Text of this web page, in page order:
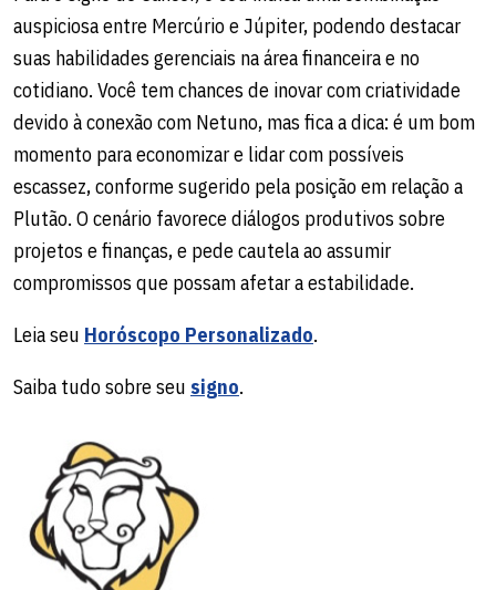
auspiciosa entre Mercúrio e Júpiter, podendo destacar
suas habilidades gerenciais na área financeira e no
cotidiano. Você tem chances de inovar com criatividade
devido à conexão com Netuno, mas fica a dica: é um bom
momento para economizar e lidar com possíveis
escassez, conforme sugerido pela posição em relação a
Plutão. O cenário favorece diálogos produtivos sobre
projetos e finanças, e pede cautela ao assumir
compromissos que possam afetar a estabilidade.
Leia seu Horóscopo Personalizado.
Saiba tudo sobre seu signo.